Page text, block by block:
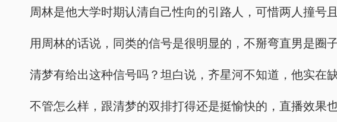
周林是他大学时期认清自己性向的引路人，可惜两人撞号
用周林的话说，同类的信号是很明显的，不掰弯直男是圈子
清梦有给出这种信号吗？坦白说，齐星河不知道，他实在
不管怎么样，跟清梦的双排打得还是挺愉快的，直播效果